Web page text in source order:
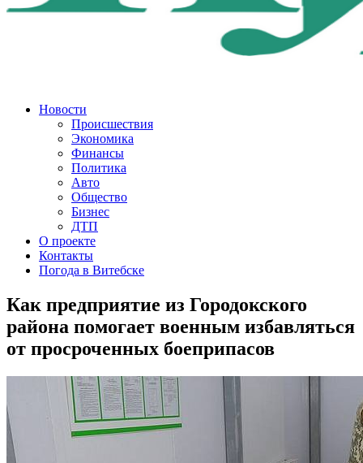
Новости
Происшествия
Экономика
Финансы
Политика
Авто
Общество
Бизнес
ДТП
О проекте
Контакты
Погода в Витебске
Как предприятие из Городокского
района помогает военным избавляться
от просроченных боеприпасов